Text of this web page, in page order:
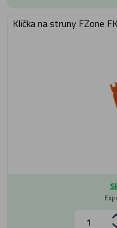
Klička na struny FZone